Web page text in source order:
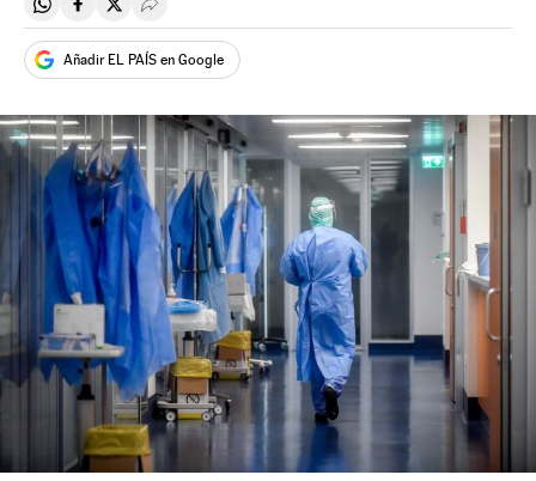
Compartir en Whatsapp
Compartir en Facebook
Compartir en Twitter
Desplegar Redes Sociales
Añadir EL PAÍS en Google